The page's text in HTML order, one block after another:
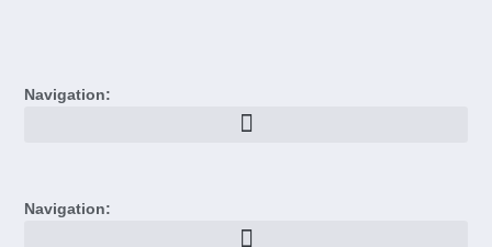
Navigation:
Navigation: